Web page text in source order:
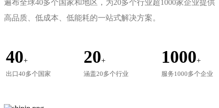
遍布全球40多个国家和地区，为20多个行业超1000家企业提供
高品质、低成本、低能耗的一站式解决方案。
40+
出口40多个国家
20+
涵盖20多个行业
1000+
服务1000多个企业